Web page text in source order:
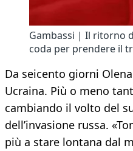
Gambassi | Il ritorno
coda per prendere il
Da seicento giorni
Ucraina. Più o meno
cambiando il volto del
dell’invasione russa.
più a stare lontana dal